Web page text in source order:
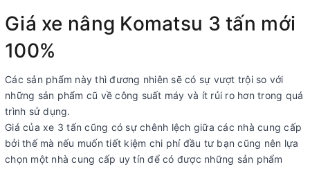
Giá xe nâng Komatsu 3 tấn mới
100%
Các sản phẩm này thì đương nhiên sẽ có sự vượt trội so với
những sản phẩm cũ về công suất máy và ít rủi ro hơn trong quá
trình sử dụng.
Giá của xe 3 tấn cũng có sự chênh lệch giữa các nhà cung cấp
bởi thế mà nếu muốn tiết kiệm chi phí đầu tư bạn cũng nên lựa
chọn một nhà cung cấp uy tín để có được những sản phẩm